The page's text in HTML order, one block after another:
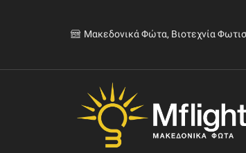
Μακεδονικά Φώτα, Βιοτεχνία